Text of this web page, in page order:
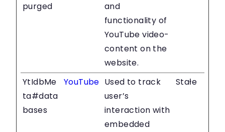
purged
and
functionality of
YouTube video-
content on the
website.
YtIdbMe
ta#data
bases
YouTube Used to track
user’s
interaction with
embedded
Stałe